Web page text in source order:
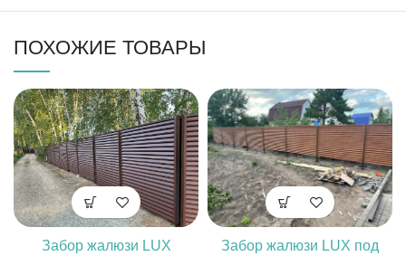
ПОХОЖИЕ ТОВАРЫ
Забор жалюзи LUX Забор жалюзи LUX под